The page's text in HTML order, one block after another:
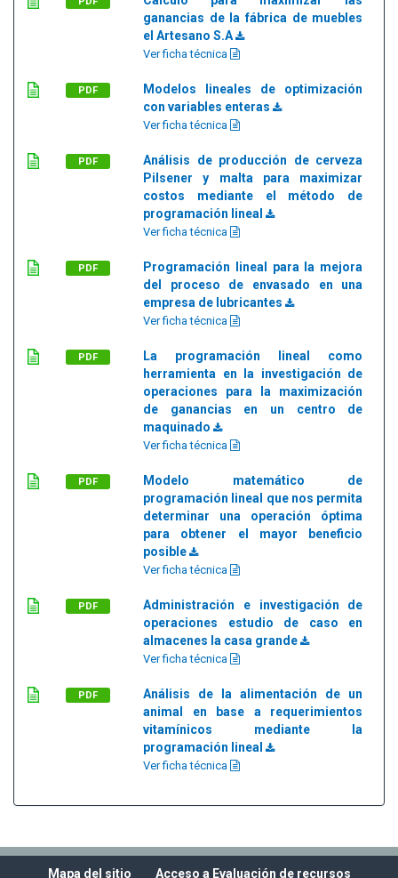
ganancias de la fábrica de muebles
el Artesano S.A
Ver ficha técnica
PDF
Modelos lineales de optimización
con variables enteras
Ver ficha técnica
PDF
Análisis de producción de cerveza
Pilsener y malta para maximizar
costos mediante el método de
programación lineal
Ver ficha técnica
PDF
Programación lineal para la mejora
del proceso de envasado en una
empresa de lubricantes
Ver ficha técnica
PDF
La programación lineal como
herramienta en la investigación de
operaciones para la maximización
de ganancias en un centro de
maquinado
Ver ficha técnica
PDF
Modelo matemático de
programación lineal que nos permita
determinar una operación óptima
para obtener el mayor beneficio
posible
Ver ficha técnica
PDF
Administración e investigación de
operaciones estudio de caso en
almacenes la casa grande
Ver ficha técnica
PDF
Análisis de la alimentación de un
animal en base a requerimientos
vitamínicos mediante la
programación lineal
Ver ficha técnica
Mapa del sitio Acceso a Evaluación de recursos